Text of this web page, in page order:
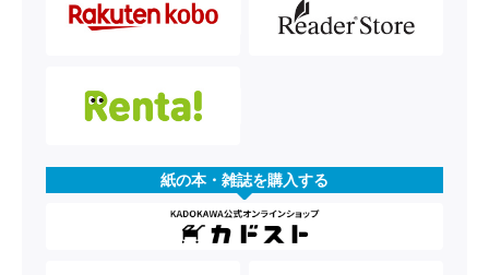
紙の本・雑誌を購入する